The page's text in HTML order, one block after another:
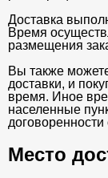
Доставка
Время
размещения
Вы также
доставки, и
время. Иное
населенные
договоренности
Место